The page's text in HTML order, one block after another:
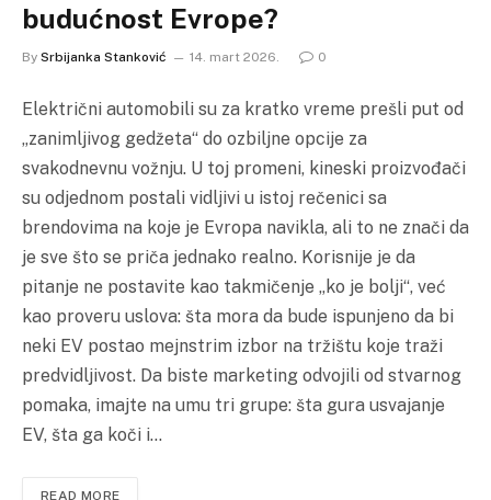
budućnost Evrope?
By Srbijanka Stanković 14. mart 2026. 0
Električni automobili su za kratko vreme prešli put od
„zanimljivog gedžeta“ do ozbiljne opcije za
svakodnevnu vožnju. U toj promeni, kineski proizvođači
su odjednom postali vidljivi u istoj rečenici sa
brendovima na koje je Evropa navikla, ali to ne znači da
je sve što se priča jednako realno. Korisnije je da
pitanje ne postavite kao takmičenje „ko je bolji“, već
kao proveru uslova: šta mora da bude ispunjeno da bi
neki EV postao mejnstrim izbor na tržištu koje traži
predvidljivost. Da biste marketing odvojili od stvarnog
pomaka, imajte na umu tri grupe: šta gura usvajanje
EV, šta ga koči i…
READ MORE